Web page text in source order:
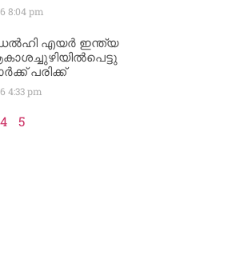
8:04 pm
ഡൽഹി എയര്‍ ഇന്ത്യ
പരിക്ക്
4:33 pm
4 5